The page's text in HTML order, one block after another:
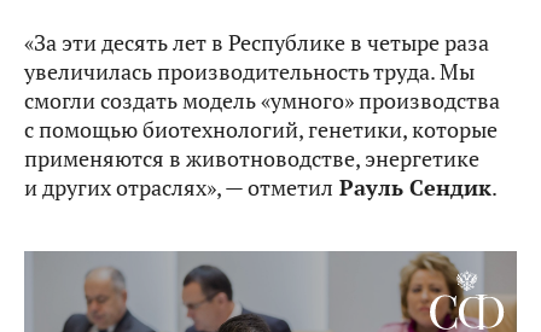
«За эти десять лет в Республике в четыре раза
увеличилась производительность труда. Мы
смогли создать модель «умного» производства
с помощью биотехнологий, генетики, которые
применяются в животноводстве, энергетике
и других отраслях», — отметил Рауль Сендик.